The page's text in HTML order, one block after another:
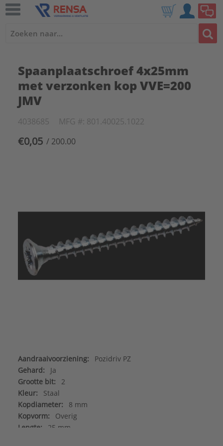
Spaanplaatschroef 4x25mm
met verzonken kop VVE=200
JMV
4038685 MFG #: 801.40025.1022
€0,05 / 200.00
Aandraaivoorziening:
Pozidriv PZ
Gehard:
Ja
Grootte bit:
2
Kleur:
Staal
Kopdiameter:
8 mm
Kopvorm:
Overig
Lengte:
25 mm